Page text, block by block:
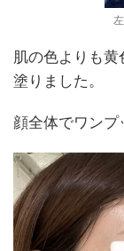
肌の色よりも
塗りました。
顔全体でワンプ